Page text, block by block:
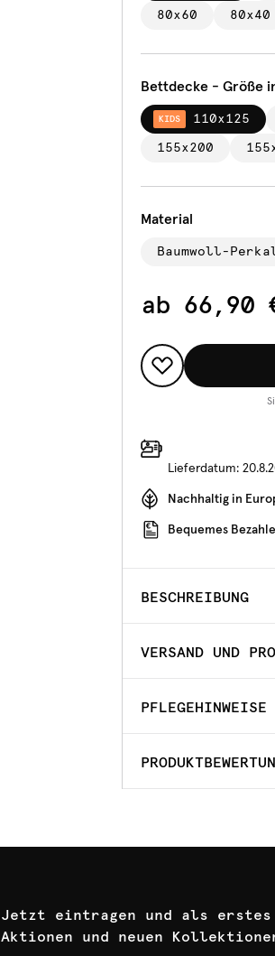
80x60 80x40
Bettdecke - Größe
KIDS 110x125
155x200
Material
Baumwoll-
ab 66,90
Lieferdatum:
Nachhaltig in
Bequemes
BESCHREIBUNG
VERSAND UND
PFLEGEHINWEISE
Jetzt eintragen und als erstes
Aktionen und neuen